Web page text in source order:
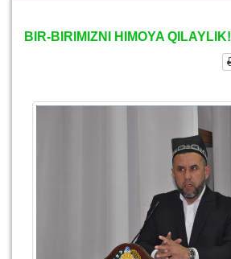
BIR-BIRIMIZNI HIMOYA QILAYLIK!